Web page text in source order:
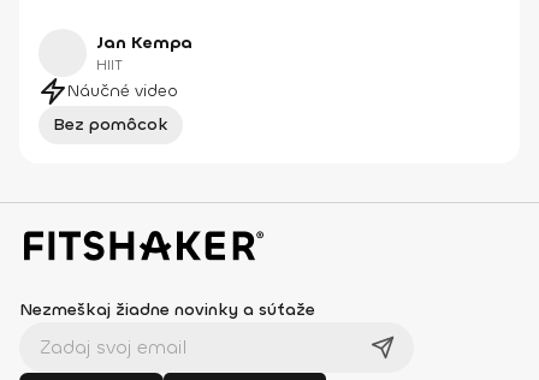
Jan Kempa
HIIT
Náučné video
Bez pomôcok
Nezmeškaj žiadne novinky a súťaže